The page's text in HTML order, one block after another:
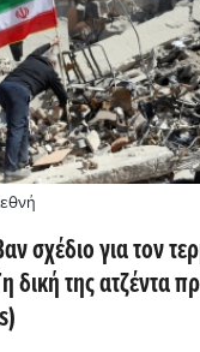
σχέδιο για τον
δική της ατζέντα